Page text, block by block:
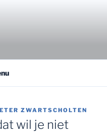
RIDERS
ZWARTSCHOLTEN
wil je niet